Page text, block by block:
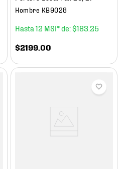
Hombre KB9028
12 $183 25
$2199 .00